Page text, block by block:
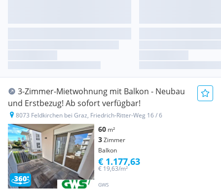
3-Zimmer-Mietwohnung mit Balkon - Neubau
und Erstbezug! Ab sofort verfügbar!
8073 Feldkirchen bei Graz, Friedrich-Ritter-Weg 16 / 6
60 m²
3Zimmer
Balkon
GWS
€ 19,63/m²
€ 1.177,63